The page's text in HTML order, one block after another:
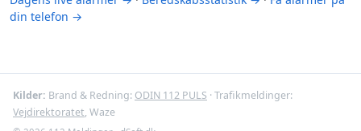
din telefon →
Kilder: Brand & Redning: ODIN 112 PULS · Trafikmeldinger:
Vejdirektoratet, Waze